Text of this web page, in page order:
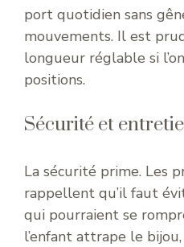
port quotidien sans
mouvements. Il est
longueur réglable si
positions.
Sécurité et
La sécurité prime. Les
rappellent qu’il faut
qui pourraient se
l’enfant attrape le